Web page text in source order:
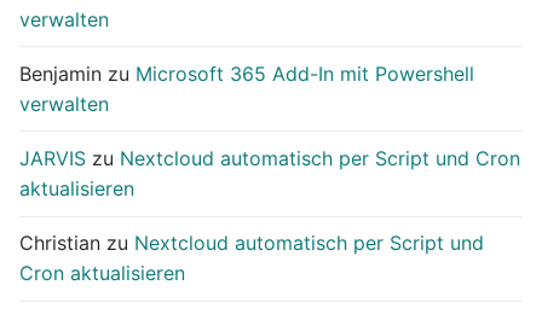
verwalten
Benjamin zu Microsoft 365 Add-In mit Powershell
verwalten
JARVIS zu Nextcloud automatisch per Script und Cron
aktualisieren
Christian zu Nextcloud automatisch per Script und
Cron aktualisieren